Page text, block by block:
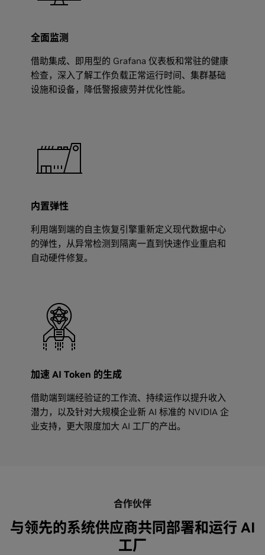
全面监测
借助集成、即用型的 Grafana 仪表板和常驻的健康
检查，深入了解工作负载正常运行时间、集群基础
设施和设备，降低警报疲劳并优化性能。
内置弹性
利用端到端的自主恢复引擎重新定义现代数据中心
的弹性，从异常检测到隔离一直到快速作业重启和
自动硬件修复。
加速 AI Token 的生成
借助端到端经验证的工作流、持续运作以提升收入
潜力，以及针对大规模企业新 AI 标准的 NVIDIA 企
业支持，更大限度加大 AI 工厂的产出。
合作伙伴
与领先的系统供应商共同部署和运行 AI
工厂